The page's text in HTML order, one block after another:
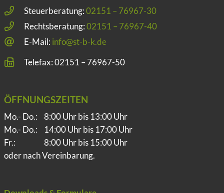
Steuerberatung:02151 – 76967-30
Rechtsberatung:02151 – 76967-40
E-Mail: info@st-b-k.de
Telefax: 02151 – 76967-50
ÖFFNUNGSZEITEN
Mo.- Do.:
8:00 Uhr bis 13:00 Uhr
Mo.- Do.:
14:00 Uhr bis 17:00 Uhr
Fr.:
8:00 Uhr bis 15:00 Uhr
oder nach Vereinbarung.